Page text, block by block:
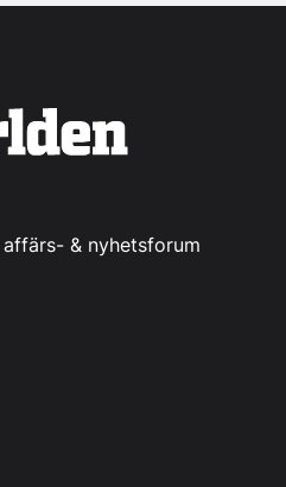
& nyhetsforum